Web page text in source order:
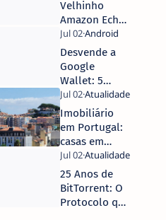
por
Aplicação!
Velhinho
Amazon Echo
Está a 'Dar o
que Falar'?
Atenção,
Utilizadores!
Desvende a
Google
Wallet: 5
Truques
Geniais que
Precisa de
Conhecer!
Imobiliário
em Portugal:
casas em
Cascais
chegam a 1,3
milhões e
rendas em
Alcácer do Sal
25 Anos de
BitTorrent: O
Protocolo que